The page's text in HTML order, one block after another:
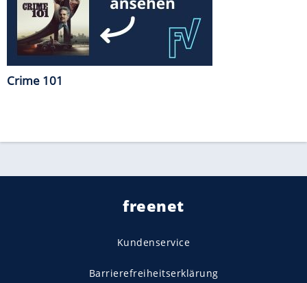
Crime 101
freenet
Kundenservice
Barrierefreiheitserklärung